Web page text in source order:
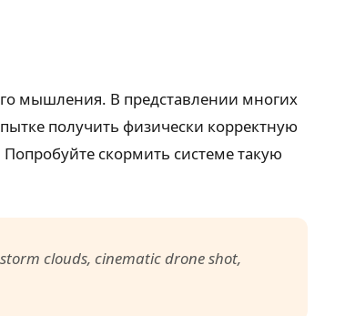
мышления. В представлении многих
получить физически корректную
скормить системе такую
clouds, cinematic drone shot,